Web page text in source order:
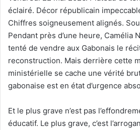
éclairé. Décor républicain
Chiffres soigneusement alignés.
Pendant près d’une heure, Camélia
tenté de vendre aux Gabonais le
reconstruction. Mais derrière cette
ministérielle se cache une vérité
gabonaise est en état d’urgence
Et le plus grave n’est pas
éducatif. Le plus grave, c’est